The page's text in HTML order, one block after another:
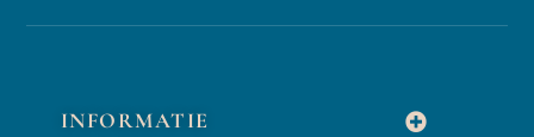
INFORMATIE